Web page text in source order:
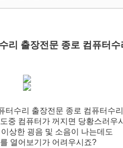
리 출장전문 종로 컴퓨터수
터수리 출장전문 종로 컴퓨터수
중 컴퓨터가 꺼지면 당황스러우
상한 굉음 및 소음이 나는데도
열어보기가 어려우시죠?